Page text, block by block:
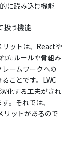
に読み込む機能
扱う機能
リットは、Reactや
たルールや骨組み
ームワークへの
ことです。LWC
化する工夫がされ
。それでは、
リットがあるので